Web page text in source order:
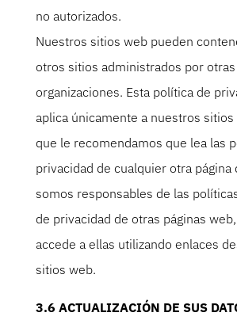
no autorizados.
Nuestros sitios web pueden
otros sitios administrados por otras
organizaciones. Esta política de
aplica únicamente a nuestros
que le recomendamos que lea las
privacidad de cualquier otra página
somos responsables de las
de privacidad de otras páginas
accede a ellas utilizando enlaces
sitios web.
3.6 ACTUALIZACIÓN DE SUS